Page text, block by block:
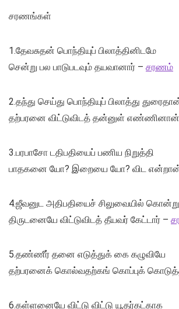
சரணங்கள்
1.தேவசுதன் பொந்தியுப் பிலாத்தினிடமே
சென்று பல பாடுபடவும் தயவானார் – சரணம்
2.தந்து செய்து பொந்தியுப் பிலாத்து
தற்பரனை விட்டுவிடத் தன்னுள்
3.பரபாசோ டதிபதியைப் பணிய நிறுத்தி
பாதகனை யோ? இறையை யோ? விட
4.ஜீவனுட அதிபதியைச் சிலுவையில் கொன்று
திருடனையே விட்டுவிடத் தீயவர் கேட்டார் –
5.தண்ணீர் தனை எடுத்துக் கை கழுவியே
தற்பரனைக் கொல்வதற்கங் கொப்புக்
6.கள்ளனையே விட்டு விட்டு யூதர்கட்காக‌